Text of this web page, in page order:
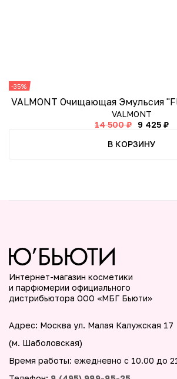
-35%
VALMONT Очищающая Эмульсия
VALMONT
14 500 ₽
9 425 ₽
В КОРЗИНУ
Интернет-магазин косметики
и парфюмерии официального
дистрибьютора ООО «МБГ Бьюти»
Адрес: Москва ул. Малая Калужская 17
(м. Шаболовская)
Время работы: ежедневно с 10.00 до